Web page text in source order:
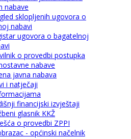
nabave
sklopljenih ugovora o
nabavi
ugovora o bagatelnoj
o provedbi postupka
nabave
javna nabava
i natječaji
financijski izvještaji
glasnik KKŽ
o provedbi ZPPI
- općinski načelnik